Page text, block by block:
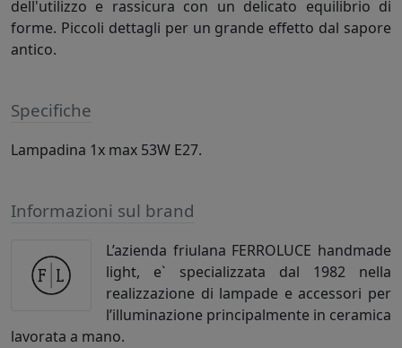
dell'utilizzo e rassicura con un delicato equilibrio di
forme. Piccoli dettagli per un grande effetto dal sapore
antico.
Specifiche
Lampadina 1x max 53W E27.
Informazioni sul brand
L’azienda friulana FERROLUCE handmade
light, e` specializzata dal 1982 nella
realizzazione di lampade e accessori per
l’illuminazione principalmente in ceramica
lavorata a mano.